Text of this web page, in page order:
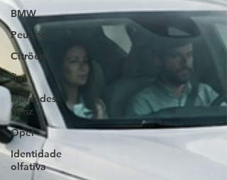
BMW
Peugeot
Citröen
fiat
Mercedes-
Benz
Opel
Identidade
olfativa